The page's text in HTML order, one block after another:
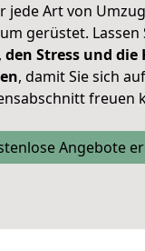
jede Art von
gerüstet. Lassen
den Stress und die
, damit Sie sich
freuen
Angebote